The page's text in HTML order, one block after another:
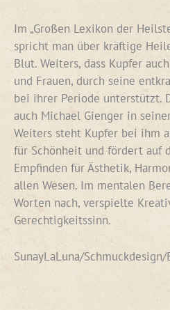
Im „Großen Lexikon der
spricht man über kräftige
Blut. Weiters, dass Kupfer
und Frauen, durch seine
bei ihrer Periode unterstützt.
auch Michael Gienger in
Weiters steht Kupfer bei ihm
für Schönheit und fördert auf
Empfinden für Ästhetik,
allen Wesen. Im mentalen
Worten nach, verspielte
Gerechtigkeitssinn.
SunayLaLuna/